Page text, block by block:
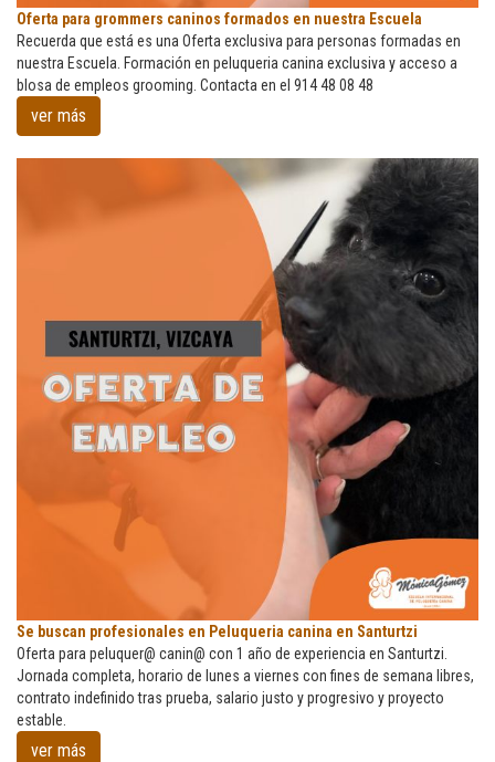
Oferta
para
grommers
caninos
formados
Oferta para grommers caninos formados en nuestra Escuela
Recuerda que está es una Oferta exclusiva para personas formadas en
nuestra Escuela. Formación en peluqueria canina exclusiva y acceso a
blosa de empleos grooming. Contacta en el 914 48 08 48
ver más
Se
buscan
profesionales
en
Peluqueria
Se buscan profesionales en Peluqueria canina en Santurtzi
Oferta para peluquer@ canin@ con 1 año de experiencia en Santurtzi.
Jornada completa, horario de lunes a viernes con fines de semana libres,
contrato indefinido tras prueba, salario justo y progresivo y proyecto
estable.
ver más